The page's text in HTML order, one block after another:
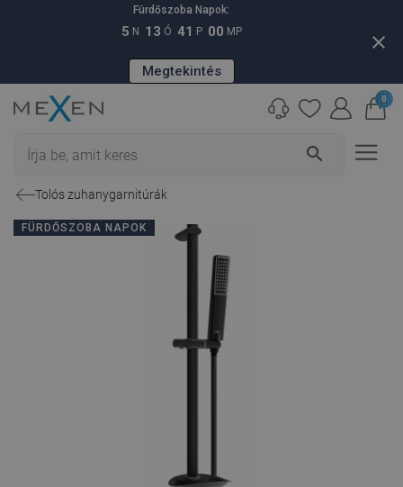
Fürdőszoba Napok:
5 N 13 Ó 40 P 59 MP
Megtekintés
close
search
0
Tolós zuhanygarnitúrák
FÜRDŐSZOBA NAPOK